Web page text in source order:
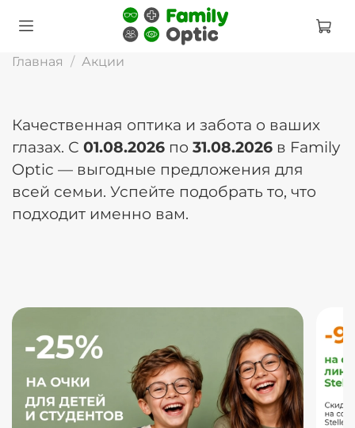
Главная Акции
Качественная оптика и забота о ваших
глазах. С 01.08.2026 по 31.08.2026 в Family
Optic — выгодные предложения для
всей семьи. Успейте подобрать то, что
подходит именно вам.